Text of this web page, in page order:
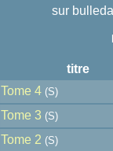
sur
titre
Tome 4 (S)
Tome 3 (S)
Tome 2 (S)